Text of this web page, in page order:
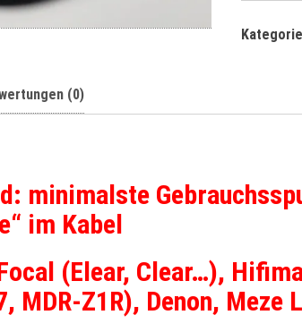
(0)
minimalste
im Kabel
(Elear, Clear…),
MDR-Z1R), Denon,